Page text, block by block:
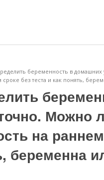
беременность в
без теста и как понять,
Можно
на
беременна